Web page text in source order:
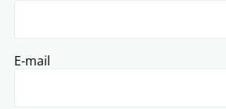
E-mail